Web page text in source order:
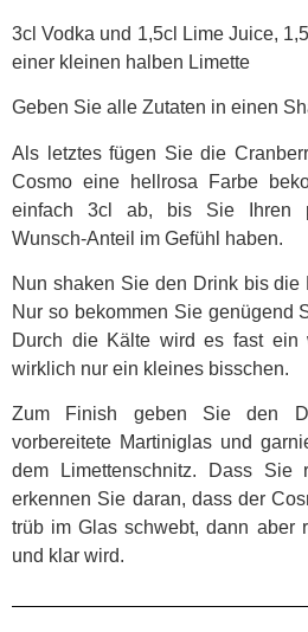
3cl Vodka und 1,5cl Lime Juice,
einer kleinen halben Limette
Geben Sie alle Zutaten in einen
Als letztes fügen Sie die
Cosmo eine hellrosa Farbe
einfach 3cl ab, bis Sie Ihren
Wunsch-Anteil im Gefühl haben.
Nun shaken Sie den Drink bis die
Nur so bekommen Sie genügend
Durch die Kälte wird es fast ein
wirklich nur ein kleines bisschen.
Zum Finish geben Sie den
vorbereitete Martiniglas und
dem Limettenschnitz. Dass Sie
erkennen Sie daran, dass der
trüb im Glas schwebt, dann aber
und klar wird.